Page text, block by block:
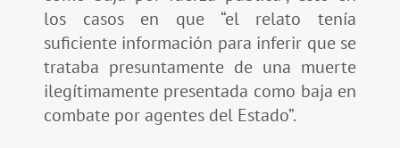
los casos en que “el relato tenía
suficiente información para inferir que se
trataba presuntamente de una muerte
ilegítimamente presentada como baja en
combate por agentes del Estado”.